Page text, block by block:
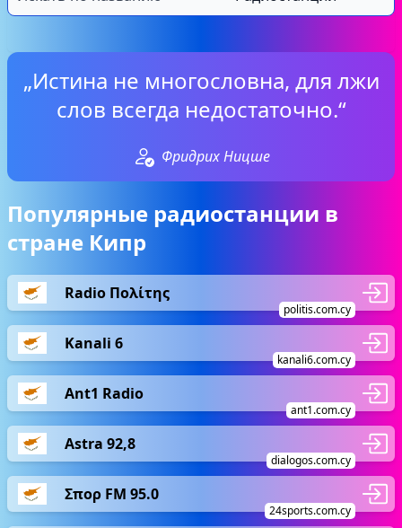
„Истина не многословна, для лжи
слов всегда недостаточно.“
Фридрих Ницше
Популярные радиостанции в
стране Кипр
Radio Πολίτης
politis.com.cy
Kanali 6
kanali6.com.cy
Ant1 Radio
ant1.com.cy
Astra 92,8
dialogos.com.cy
Σπορ FM 95.0
24sports.com.cy